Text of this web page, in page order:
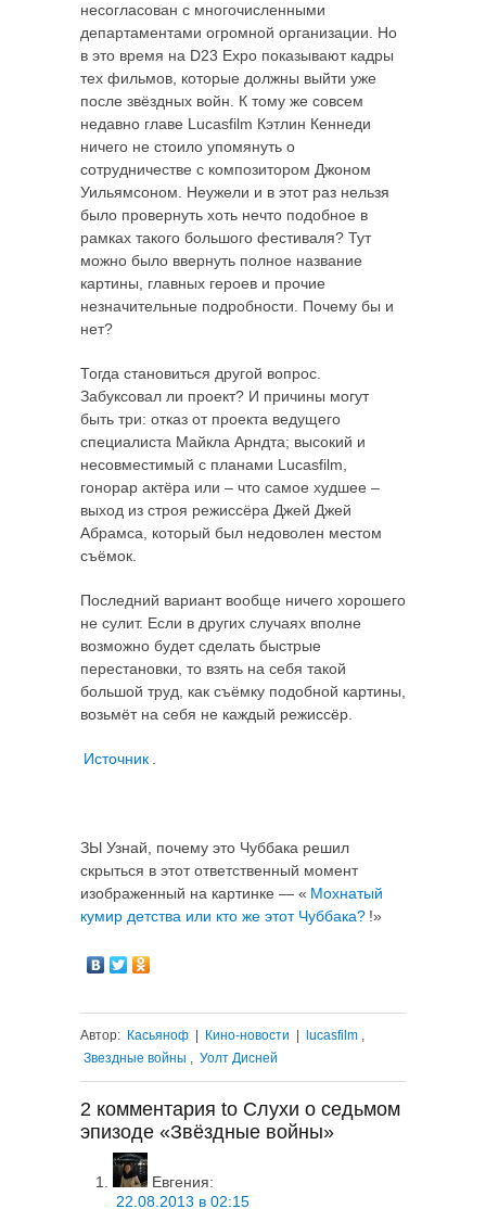
несогласован с многочисленными
департаментами огромной организации. Но
в это время на D23 Expo показывают кадры
тех фильмов, которые должны выйти уже
после звёздных войн. К тому же совсем
недавно главе Lucasfilm Кэтлин Кеннеди
ничего не стоило упомянуть о
сотрудничестве с композитором Джоном
Уильямсоном. Неужели и в этот раз нельзя
было провернуть хоть нечто подобное в
рамках такого большого фестиваля? Тут
можно было ввернуть полное название
картины, главных героев и прочие
незначительные подробности. Почему бы и
нет?
Тогда становиться другой вопрос.
Забуксовал ли проект? И причины могут
быть три: отказ от проекта ведущего
специалиста Майкла Арндта; высокий и
несовместимый с планами Lucasfilm,
гонорар актёра или – что самое худшее –
выход из строя режиссёра Джей Джей
Абрамса, который был недоволен местом
съёмок.
Последний вариант вообще ничего хорошего
не сулит. Если в других случаях вполне
возможно будет сделать быстрые
перестановки, то взять на себя такой
большой труд, как съёмку подобной картины,
возьмёт на себя не каждый режиссёр.
Источник .
ЗЫ Узнай, почему это Чуббака решил
скрыться в этот ответственный момент
изображенный на картинке — « Мохнатый
кумир детства или кто же этот Чуббака? !»
Автор: Касьяноф Кино-новости lucasfilm ,
Звездные войны , Уолт Дисней
2 комментария to Слухи о седьмом
эпизоде «Звёздные войны»
Евгения:
22.08.2013 в 02:15